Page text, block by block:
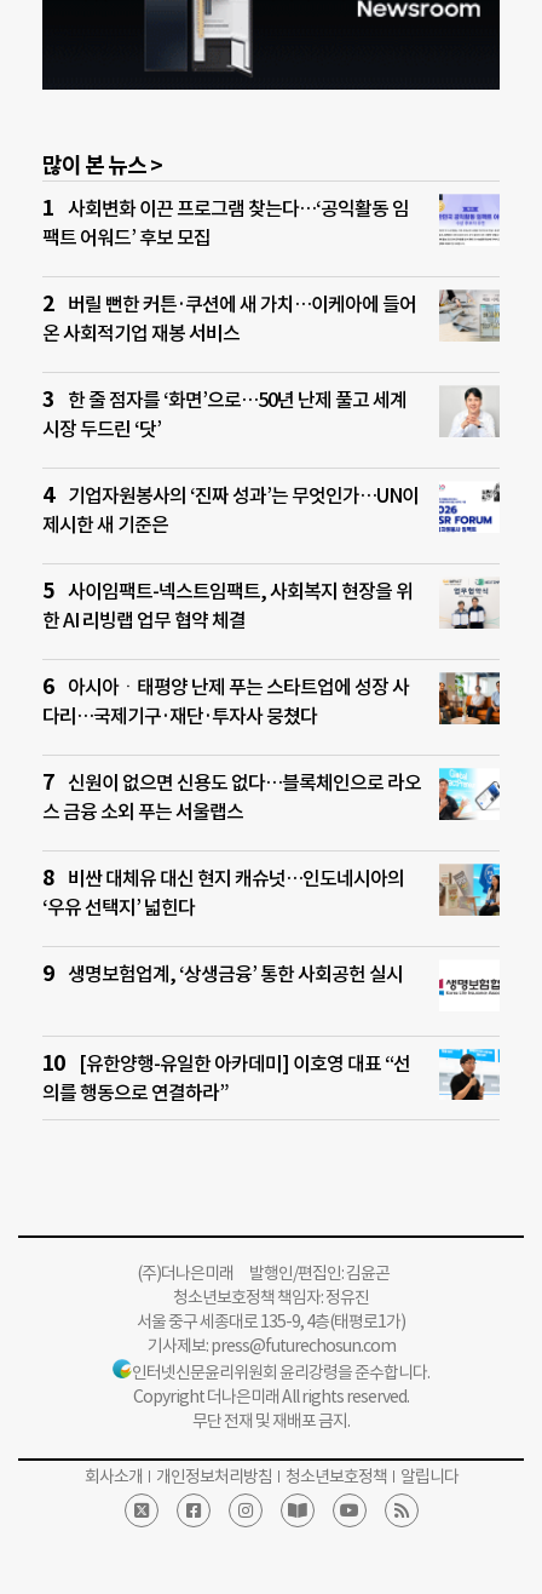
많이 본 뉴스 >
사회변화 이끈 프로그램 찾는다…‘공익활동 임
팩트 어워드’ 후보 모집
버릴 뻔한 커튼·쿠션에 새 가치…이케아에 들어
온 사회적기업 재봉 서비스
한 줄 점자를 ‘화면’으로…50년 난제 풀고 세계
시장 두드린 ‘닷’
기업자원봉사의 ‘진짜 성과’는 무엇인가…UN이
제시한 새 기준은
사이임팩트-넥스트임팩트, 사회복지 현장을 위
한 AI 리빙랩 업무 협약 체결
아시아ㆍ태평양 난제 푸는 스타트업에 성장 사
다리…국제기구·재단·투자사 뭉쳤다
신원이 없으면 신용도 없다…블록체인으로 라오
스 금융 소외 푸는 서울랩스
비싼 대체유 대신 현지 캐슈넛…인도네시아의
‘우유 선택지’ 넓힌다
생명보험업계, ‘상생금융’ 통한 사회공헌 실시
[유한양행-유일한 아카데미] 이호영 대표 “선
의를 행동으로 연결하라”
(주)더나은미래 발행인/편집인: 김윤곤
청소년보호정책 책임자: 정유진
서울 중구 세종대로 135-9, 4층(태평로1가)
기사제보:press@futurechosun.com
인터넷신문윤리위원회 윤리강령을 준수합니다.
Copyright 더나은미래 All rights reserved.
무단 전재 및 재배포 금지.
회사소개 개인정보처리방침 청소년보호정책 알립니다